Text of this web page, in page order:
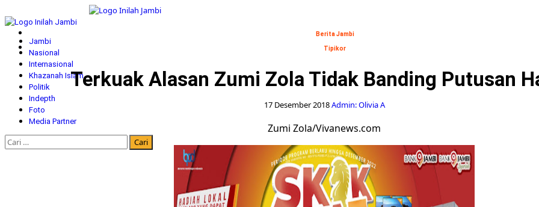
to
content
Primary
Menu
Jambi
Nasional
Internasional
Khazanah Islam
Politik
Indepth
Foto
Media Partner
Cari
untuk:
Berita Jambi
Tipikor
Terkuak Alasan Zumi Zola Tidak Banding Putusan
17 Desember 2018Admin: Olivia A
Zumi Zola/Vivanews.com